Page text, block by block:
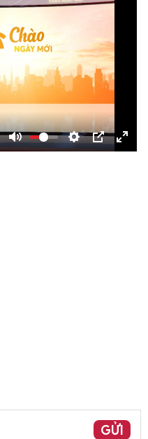
Mute Settings
PIP Enter
GỬI